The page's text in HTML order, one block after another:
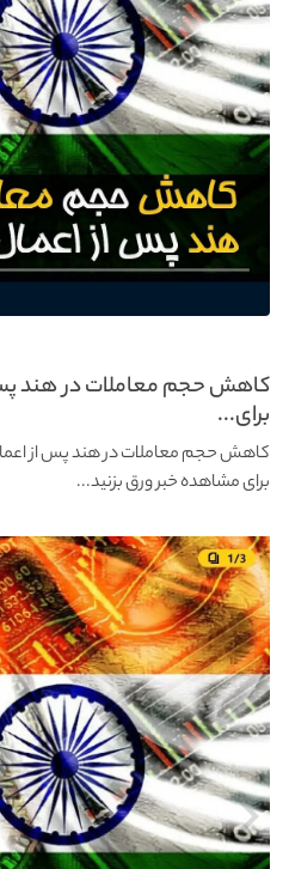
کاهش حجم معاملات در هند پس
برای...
کاهش حجم معاملات در هند پس از
برای مشاهده خبر ورق بزنید...